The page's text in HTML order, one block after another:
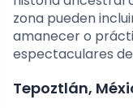
zona pueden
amanecer o
espectaculares
Tepoztlán,